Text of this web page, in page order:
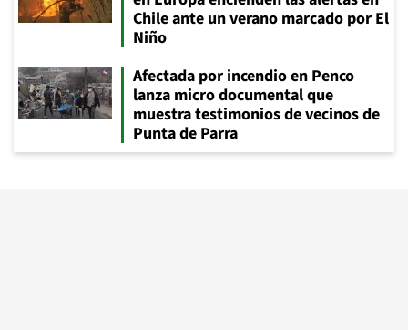
Chile ante un verano marcado por El
Niño
Afectada por incendio en Penco
lanza micro documental que
muestra testimonios de vecinos de
Punta de Parra